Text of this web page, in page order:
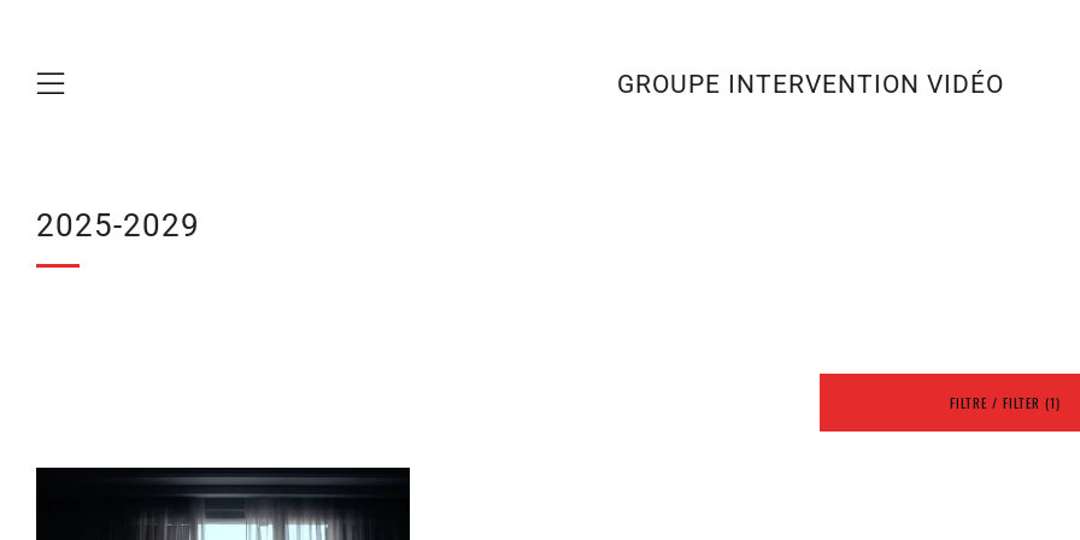
GROUPE INTERVENTION VIDÉO
Menu
2025-2029
FILTRE / FILTER (1)